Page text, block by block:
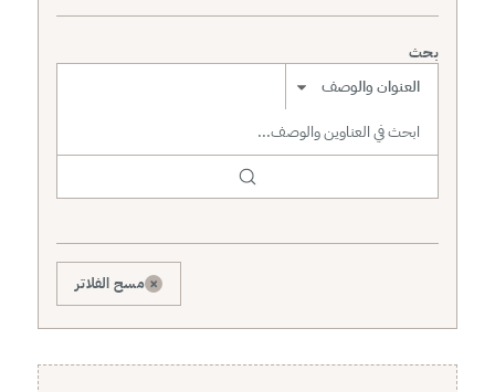
بحث
نطاق البحث
× مسح الفلاتر